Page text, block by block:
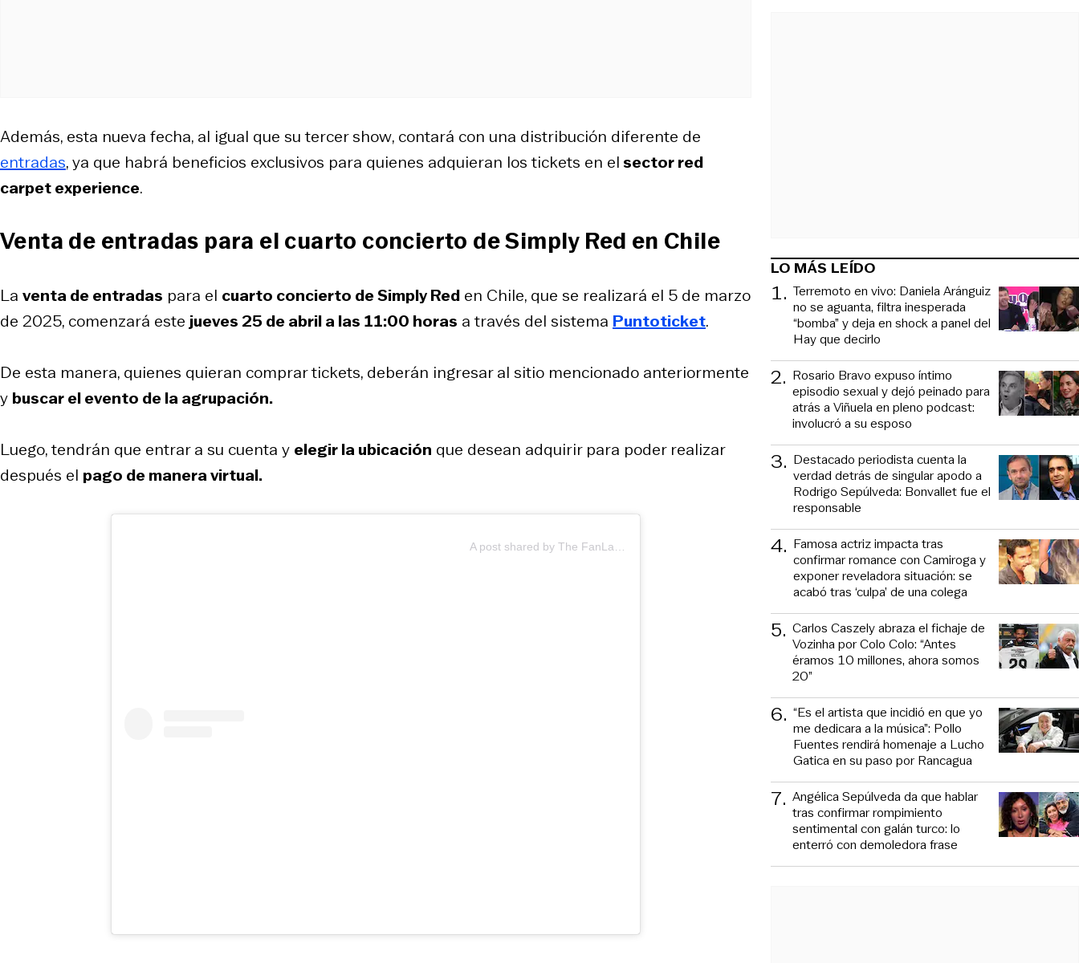
Además, esta nueva fecha, al igual que su tercershow, contará con una distribución diferente de
entradas, ya que habrá beneficios exclusivos para quienes adquieran lostickets en elsectorred
carpet experience.
Venta de entradas para el cuarto concierto de Simply Red en Chile
La venta de entradas para el cuarto concierto de Simply Red en Chile, que se realizará el 5 de marzo
de 2025, comenzará estejueves 25 de abril a las 11:00 horas a través del sistema Puntoticket.
De esta manera, quienes quieran comprartickets, deberán ingresar al sitio mencionado anteriormente
y buscar el evento de la agrupación.
Luego, tendrán que entrar a su cuenta y elegir la ubicación que desean adquirir para poder realizar
después el pago de manera virtual.
LO MÁS LEÍDO
1. Terremoto en vivo: Daniela Aránguiz
no se aguanta, filtra inesperada
“bomba” y deja en shock a panel del
Hay que decirlo
2. Rosario Bravo expuso íntimo
episodio sexual y dejó peinado para
atrás a Viñuela en pleno podcast:
involucró a su esposo
3. Destacado periodista cuenta la
verdad detrás de singular apodo a
Rodrigo Sepúlveda: Bonvallet fue el
responsable
4. Famosa actriz impacta tras
confirmar romance con Camiroga y
exponer reveladora situación: se
acabó tras ‘culpa’ de una colega
5. Carlos Caszely abraza el fichaje de
Vozinha por Colo Colo: “Antes
éramos 10 millones, ahora somos
20”
6. “Es el artista que incidió en que yo
me dedicara a la música”: Pollo
Fuentes rendirá homenaje a Lucho
Gatica en su paso por Rancagua
7. Angélica Sepúlveda da que hablar
tras confirmar rompimiento
sentimental con galán turco: lo
enterró con demoledora frase